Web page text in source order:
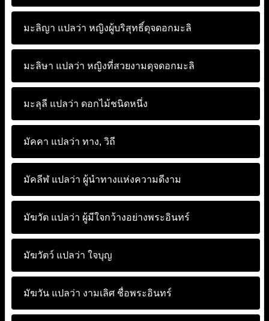
มะลิญา แปลว่า หญิงผู้บริสุทธิ์ดุจดอกมะลิ
มะลิษา แปลว่า หญิงที่สวยงามดุจดอกมะลิ
มะลุลี แปลว่า ดอกไม้ชนิดหนึ่ง
มัคคา แปลว่า ทาง, วิถี
มัคลีฬ แปลว่า ผู้นำทางแห่งความดีงาม
มัฆวัต แปลว่า ผู้มีใจกว้างอย่างพระอินทร์
มัฆวัตว์ แปลว่า ใจบุญ
มัฆวัน แปลว่า งามเลิศ ชื่อพระอินทร์